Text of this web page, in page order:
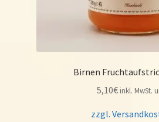
Birnen
5,10€ inkl. MwSt.
zzgl.